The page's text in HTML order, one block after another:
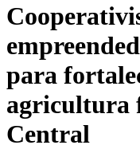
para
agricultura
Central